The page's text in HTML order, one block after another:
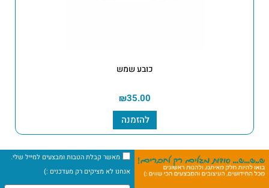
כובע שמש
₪35.00
להזמנה
מאשר קבלת הטבות ומבצעים למייל שלי.
אנחנו לא מציקים רק מעדכנים :)